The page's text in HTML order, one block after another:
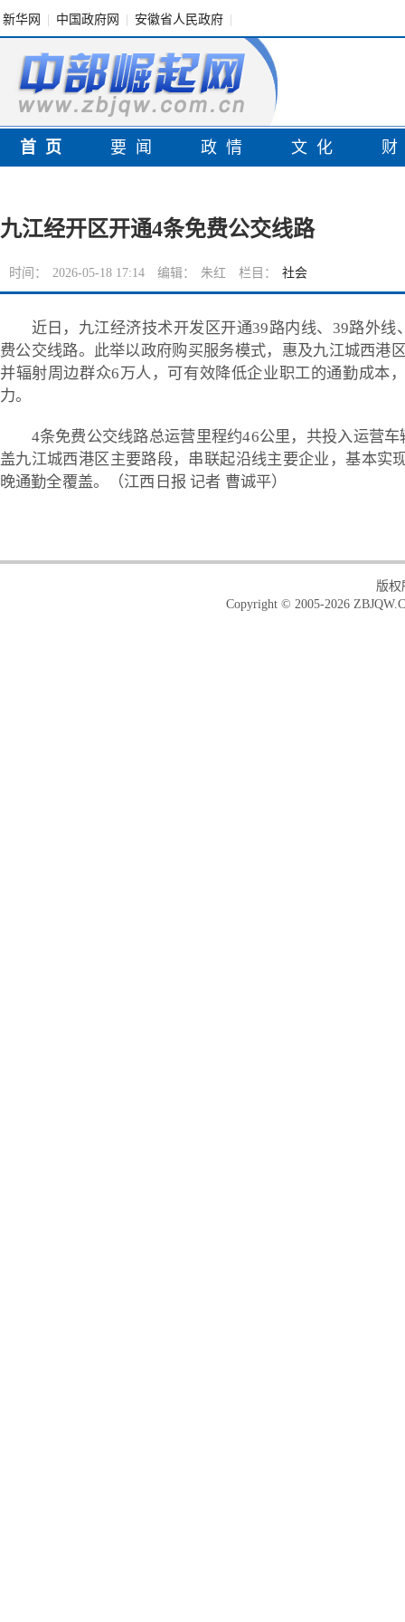
新华网 中国政府网 安徽省人民政府
首页 要闻 政情 文化
九江经开区开通4条免费公交线路
时间： 2026-05-18 17:14 编辑： 朱红 栏目： 社会
近日，九江经济技术开发区开通39路内线、39路外线
费公交线路。此举以政府购买服务模式，惠及九江城西港
并辐射周边群众6万人，可有效降低企业职工的通勤成本
力。
4条免费公交线路总运营里程约46公里，共投入运营
盖九江城西港区主要路段，串联起沿线主要企业，基本实
晚通勤全覆盖。
（江西日报 记者 曹诚平）
版权
Copyright © 2005-2026